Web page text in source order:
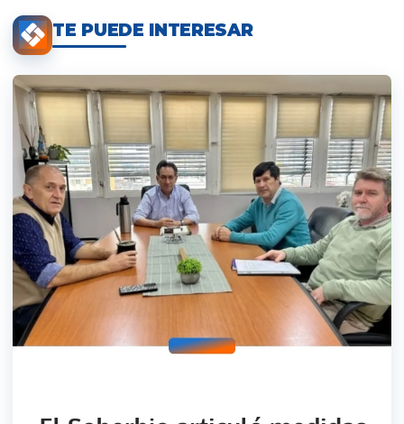
TE PUEDE INTERESAR